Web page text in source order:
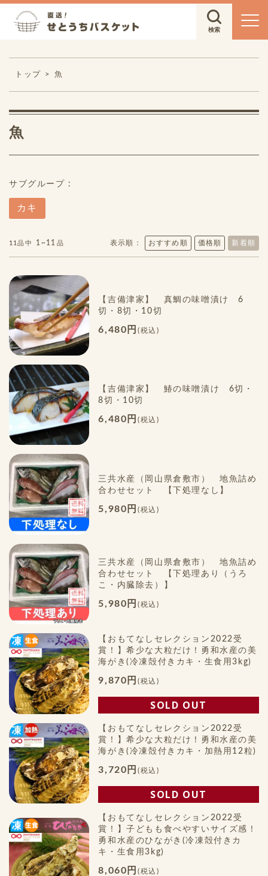
トップ 魚
魚
サブグループ :
カキ
11品中 1~11 品 表示順： おすすめ順 価格順 新着順
【吉備津家】 真鯛の味噌漬け 6
切・8切・10切
6,480円 (税込)
【吉備津家】 鰆の味噌漬け 6切・
8切・10切
6,480円 (税込)
三共水産（岡山県倉敷市） 地魚詰め
合わせセット 【下処理なし】
5,980円 (税込)
三共水産（岡山県倉敷市） 地魚詰め
合わせセット 【下処理あり（うろ
こ・内臓除去）】
5,980円 (税込)
【おもてなしセレクション2022受
賞！】希少な大粒だけ！勇和水産の美
海がき(冷凍殻付きカキ・生食用3kg)
9,870円 (税込)
SOLD OUT
【おもてなしセレクション2022受
賞！】希少な大粒だけ！勇和水産の美
海がき(冷凍殻付きカキ・加熱用12粒)
3,720円 (税込)
SOLD OUT
【おもてなしセレクション2022受
賞！】子どもも食べやすいサイズ感！
勇和水産のひながき(冷凍殻付きカ
キ・生食用3kg)
8,060円 (税込)